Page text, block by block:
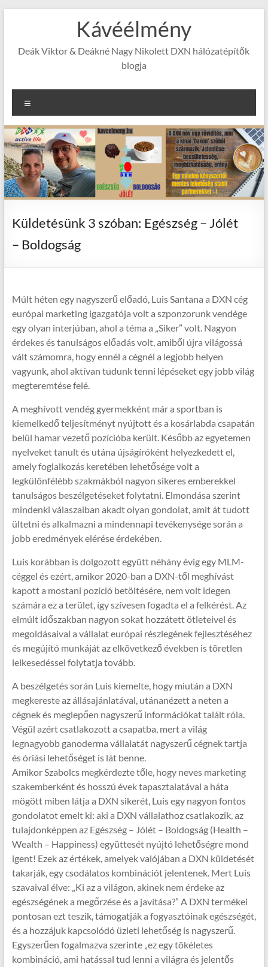
Kávéélmény
Deák Viktor & Deákné Nagy Nikolett DXN hálózatépítők
blogja
Küldetésünk 3 szóban: Egészség – Jólét
– Boldogság
Múlt héten egy nagyszerű előadó, Luis Santana a DXN cég
európai marketing igazgatója volt a szponzorunk vendége
egy olyan interjúban, ahol a téma a „Siker” volt. Nagyon
érdekes és tanulságos előadás volt, amiből újra világossá
vált számomra, hogy ennél a cégnél a legjobb helyen
vagyunk, ahol aktívan tudunk tenni lépéseket egy jobb világ
megteremtése felé.
A meghívott vendég gyermekként már a sportban is
kiemelkedő teljesítményt nyújtott és a kosárlabda csapatán
belül hamar vezető pozícióba került. Később az egyetemen
nyelveket tanult és utána újságíróként helyezkedett el,
amely foglalkozás keretében lehetősége volt a
legkülönfélébb szakmákból nagyon sikeres emberekkel
tanulságos beszélgetéseket folytatni. Elmondása szerint
mindenki válaszaiban akadt olyan gondolat, amit át tudott
ültetni és alkalmazni a mindennapi tevékenysége során a
jobb eredmények elérése érdekében.
Luis korábban is dolgozott együtt néhány évig egy MLM-
céggel és ezért, amikor 2020-ban a DXN-től meghívást
kapott a mostani pozíció betöltésére, nem volt idegen
számára ez a terület, így szívesen fogadta el a felkérést. Az
elmúlt időszakban nagyon sokat hozzátett ötleteivel és
megoldásaival a vállalat európai részlegének fejlesztéséhez
és megújító munkáját az elkövetkező években is töretlen
lelkesedéssel folytatja tovább.
A beszélgetés során Luis kiemelte, hogy miután a DXN
megkereste az állásajánlatával, utánanézett a neten a
cégnek és meglepően nagyszerű információkat talált róla.
Végül azért csatlakozott a csapatba, mert a világ
legnagyobb ganoderma vállalatát nagyszerű cégnek tartja
és óriási lehetőséget is lát benne.
Amikor Szabolcs megkérdezte tőle, hogy neves marketing
szakemberként és hosszú évek tapasztalatával a háta
mögött miben látja a DXN sikerét, Luis egy nagyon fontos
gondolatot emelt ki: aki a DXN vállalathoz csatlakozik, az
tulajdonképpen az Egészség – Jólét – Boldogság (Health –
Wealth – Happiness) együttesét nyújtó lehetőségre mond
igent! Ezek az értékek, amelyek valójában a DXN küldetését
takarják, egy csodálatos kombinációt jelentenek. Mert Luis
szavaival élve: „Ki az a világon, akinek nem érdeke az
egészségének a megőrzése és a javítása?” A DXN termékei
pontosan ezt teszik, támogatják a fogyasztóinak egészségét,
és a hozzájuk kapcsolódó üzleti lehetőség is nagyszerű.
Egyszerűen fogalmazva szerinte „ez egy tökéletes
kombináció, ami hatással tud lenni a világra és jelentős